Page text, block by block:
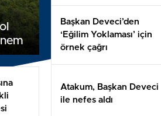
Başkan Deveci’den
‘Eğilim Yoklaması’ için
örnek çağrı
Atakum, Başkan Deveci
ile nefes aldı